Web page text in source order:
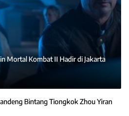
Mortal Kombat II Hadir di Jakarta
Bintang Tiongkok Zhou Yiran